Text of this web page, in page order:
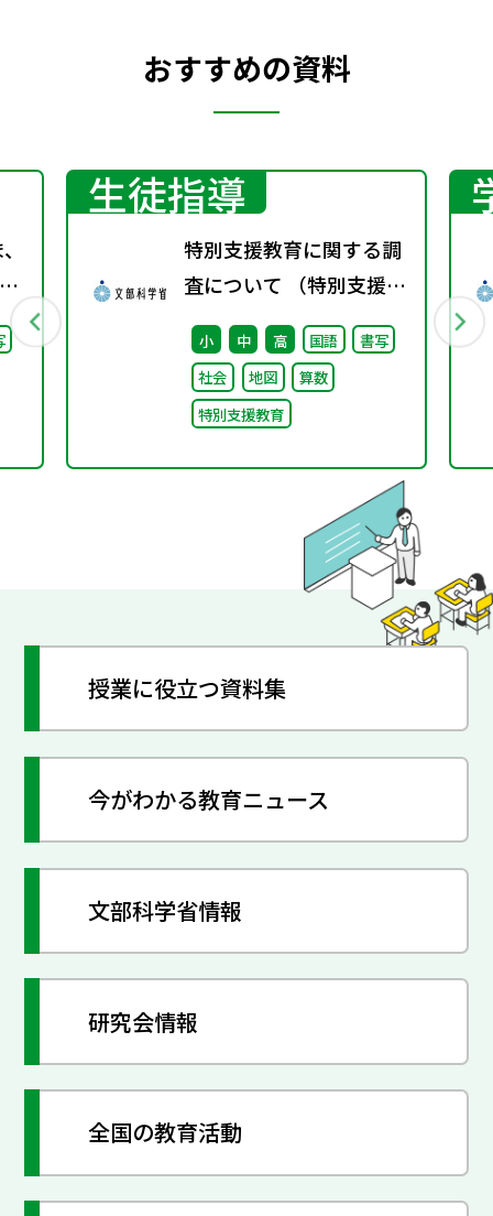
おすすめの資料
生徒指導
特別支援教育に関する調
査について （特別支援教
育体制整備状況調査、通
級による指導実施状況調
査）
小 中 高 国語
書写
社会
地図
算数
特別支援教育
授業に役立つ資料集
今がわかる教育ニュース
文部科学省情報
研究会情報
全国の教育活動